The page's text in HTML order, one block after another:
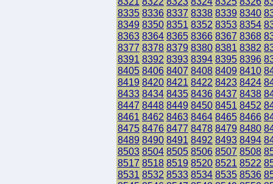
8335 8336 8337 8338 8339 8340
8349 8350 8351 8352 8353 8354
8363 8364 8365 8366 8367 8368
8377 8378 8379 8380 8381 8382
8391 8392 8393 8394 8395 8396
8405 8406 8407 8408 8409 8410
8419 8420 8421 8422 8423 8424
8433 8434 8435 8436 8437 8438
8447 8448 8449 8450 8451 8452
8461 8462 8463 8464 8465 8466
8475 8476 8477 8478 8479 8480
8489 8490 8491 8492 8493 8494
8503 8504 8505 8506 8507 8508
8517 8518 8519 8520 8521 8522
8531 8532 8533 8534 8535 8536